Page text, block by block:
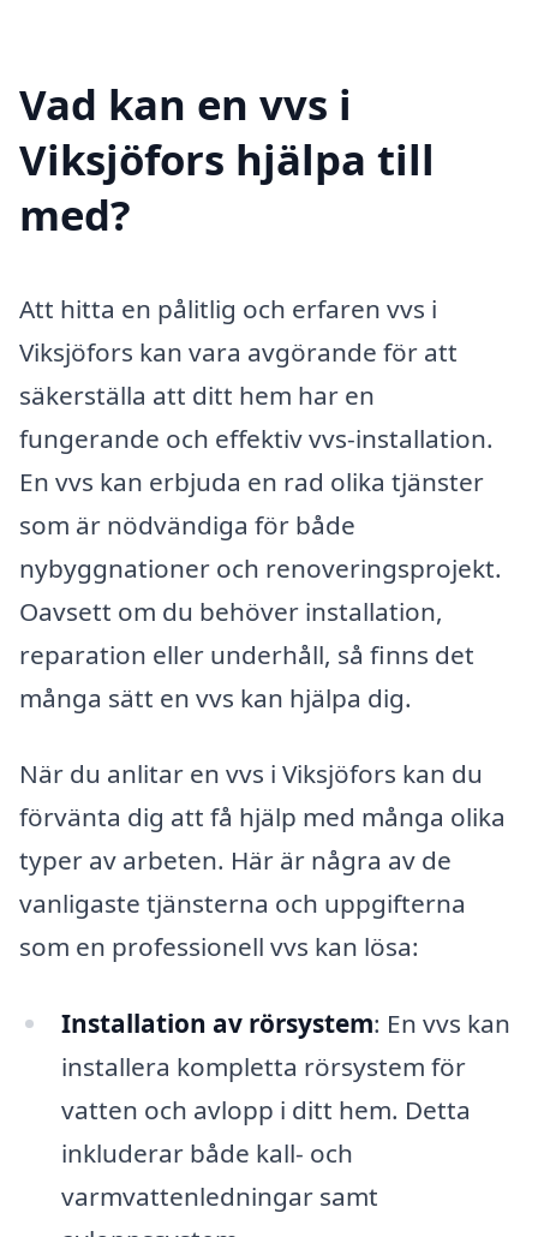
Vad kan en vvs i
Viksjöfors hjälpa till
med?
Att hitta en pålitlig och erfaren vvs i
Viksjöfors kan vara avgörande för att
säkerställa att ditt hem har en
fungerande och effektiv vvs-installation.
En vvs kan erbjuda en rad olika tjänster
som är nödvändiga för både
nybyggnationer och renoveringsprojekt.
Oavsett om du behöver installation,
reparation eller underhåll, så finns det
många sätt en vvs kan hjälpa dig.
När du anlitar en vvs i Viksjöfors kan du
förvänta dig att få hjälp med många olika
typer av arbeten. Här är några av de
vanligaste tjänsterna och uppgifterna
som en professionell vvs kan lösa:
Installation av rörsystem: En vvs kan
installera kompletta rörsystem för
vatten och avlopp i ditt hem. Detta
inkluderar både kall- och
varmvattenledningar samt